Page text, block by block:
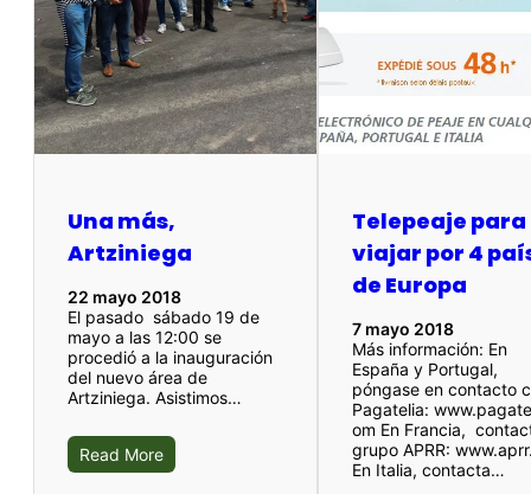
Una más,
Artziniega
22 mayo 2018
El pasado sábado 19 de
mayo a las 12:00 se
procedió a la inauguración
del nuevo área de
Artziniega. Asistimos…
Read More
Telepeaje para
viajar por 4
de Europa
7 mayo 2018
Más información: En
España y Portugal,
póngase en contacto
Pagatelia:
om En Francia,
grupo APRR:
En Italia, contacta…